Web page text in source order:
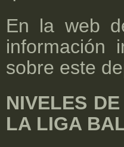
En la web
información
sobre este
NIVELES
LA LIGA